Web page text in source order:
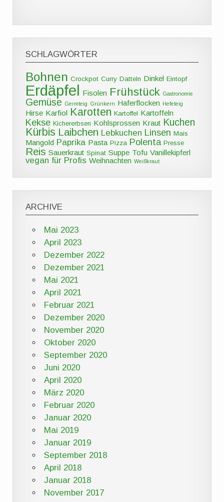
SCHLAGWÖRTER
Bohnen Crockpot Curry Datteln Dinkel Eintopf
Erdäpfel Fisolen Frühstück Gastronomie
Gemüse Germteig Grünkern Haferflocken Hefeteig
Hirse Karfiol Karotten Kartoffel Kartoffeln
Kekse Kichererbsen Kohlsprossen Kraut Kuchen
Kürbis Laibchen Lebkuchen Linsen Mais
Mangold Paprika Pasta Pizza Polenta Presse
Reis Sauerkraut Spinat Suppe Tofu Vanillekipferl
vegan für Profis Weihnachten Weißkraut
ARCHIVE
Mai 2023
April 2023
Dezember 2022
Dezember 2021
Mai 2021
April 2021
Februar 2021
Dezember 2020
November 2020
Oktober 2020
September 2020
Juni 2020
April 2020
März 2020
Februar 2020
Januar 2020
Mai 2019
Januar 2019
September 2018
April 2018
Januar 2018
November 2017